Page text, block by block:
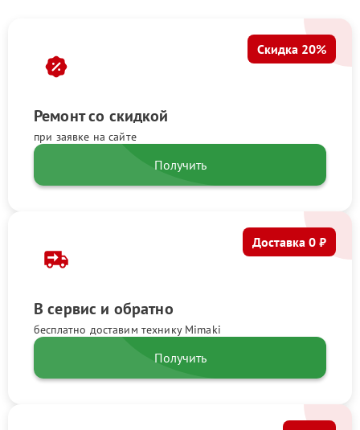
Ремонт со скидкой
при заявке на сайте
Скидка 20%
Получить
В сервис и обратно
бесплатно доставим технику Mimaki
Доставка 0 ₽
Получить